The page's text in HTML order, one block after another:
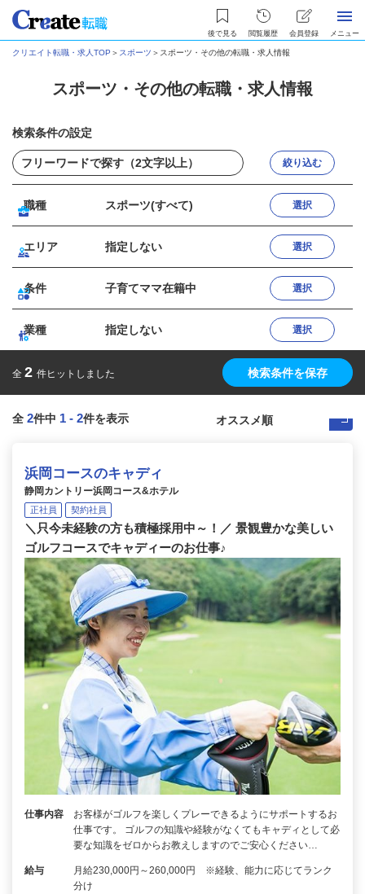
後で見る 閲覧履歴 会員登録 メニュー
クリエイト転職・求人TOP ＞ スポーツ ＞ スポーツ・その他の転職・求人情報
スポーツ・その他の転職・求人情報
検索条件の設定
絞り込む
職種 スポーツ(すべて) 選択
エリア 指定しない 選択
条件 子育てママ在籍中 選択
業種 指定しない 選択
全 2 件ヒットしました 検索条件を保存
全 2件中 1 - 2件を表示
浜岡コースのキャディ
静岡カントリー浜岡コース&ホテル
正社員 契約社員
＼只今未経験の方も積極採用中～！／ 景観豊かな美しい
ゴルフコースでキャディーのお仕事♪
仕事内容
お客様がゴルフを楽しくプレーできるようにサポートするお
仕事です。 ゴルフの知識や経験がなくてもキャディとして必
要な知識をゼロからお教えしますのでご安心ください…
給与
月給230,000円～260,000円 ※経験、能力に応じてランク
分け